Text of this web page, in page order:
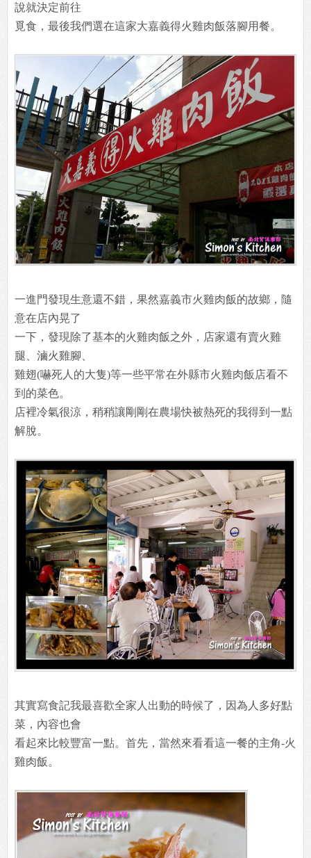
說就決定前往
覓食，最後我們選在這家大嘉義得火雞肉飯落腳用餐。
一進門發現生意還不錯，果然嘉義市火雞肉飯的故鄉，隨
意在店內晃了
一下，發現除了基本的火雞肉飯之外，店家還有賣火雞
腿、滷火雞腳、
雞翅(嚇死人的大隻)等一些平常在外縣市火雞肉飯店看不
到的菜色。
店裡冷氣很涼，稍稍讓剛剛在農場快被熱死的我得到一點
解脫。
其實寫食記我最喜歡全家人出動的時候了，因為人多好點
菜，內容也會
看起來比較豐富一點。首先，當然來看看這一餐的主角-火
雞肉飯。